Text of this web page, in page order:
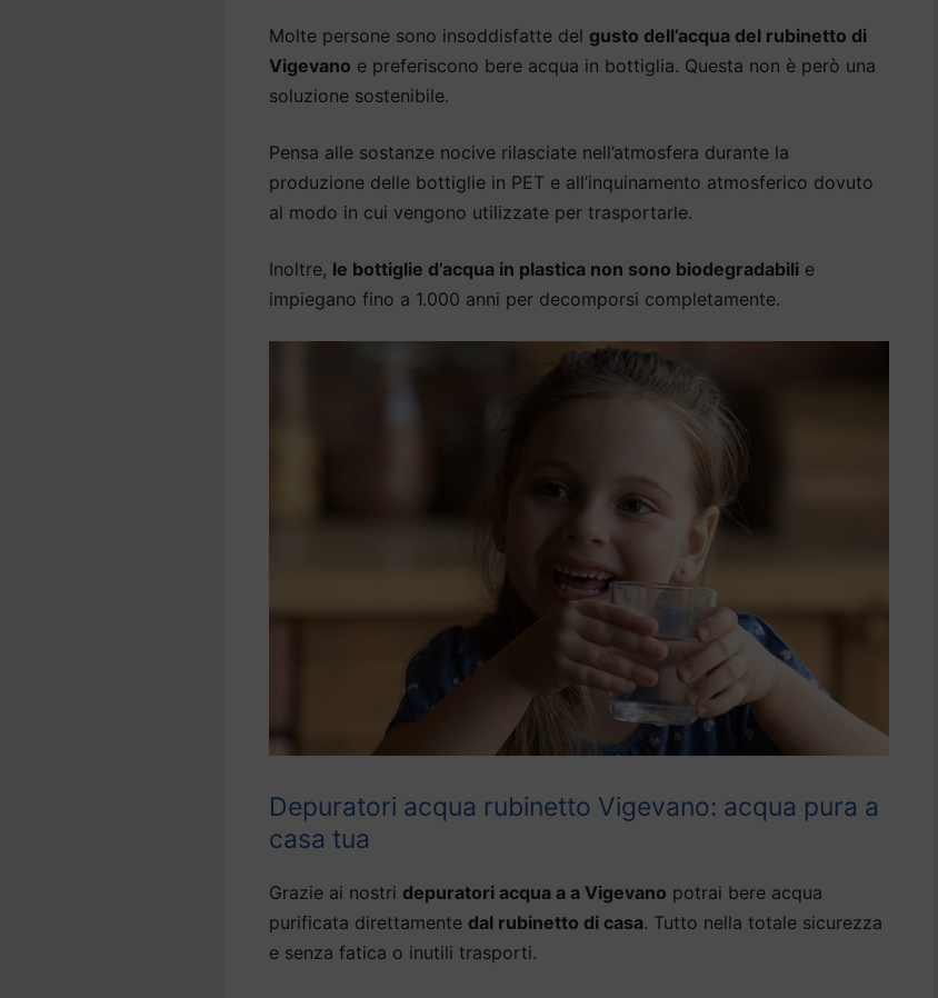
Molte persone sono insoddisfatte del gusto dell’acqua del rubinetto di
Vigevano e preferiscono bere acqua in bottiglia. Questa non è però una
soluzione sostenibile.
Pensa alle sostanze nocive rilasciate nell’atmosfera durante la
produzione delle bottiglie in PET e all’inquinamento atmosferico dovuto
al modo in cui vengono utilizzate per trasportarle.
Inoltre, le bottiglie d’acqua in plastica non sono biodegradabili e
impiegano fino a 1.000 anni per decomporsi completamente.
Depuratori acqua rubinetto Vigevano: acqua pura a
casa tua
Grazie ai nostri depuratori acqua a a Vigevano potrai bere acqua
purificata direttamente dal rubinetto di casa. Tutto nella totale sicurezza
e senza fatica o inutili trasporti.